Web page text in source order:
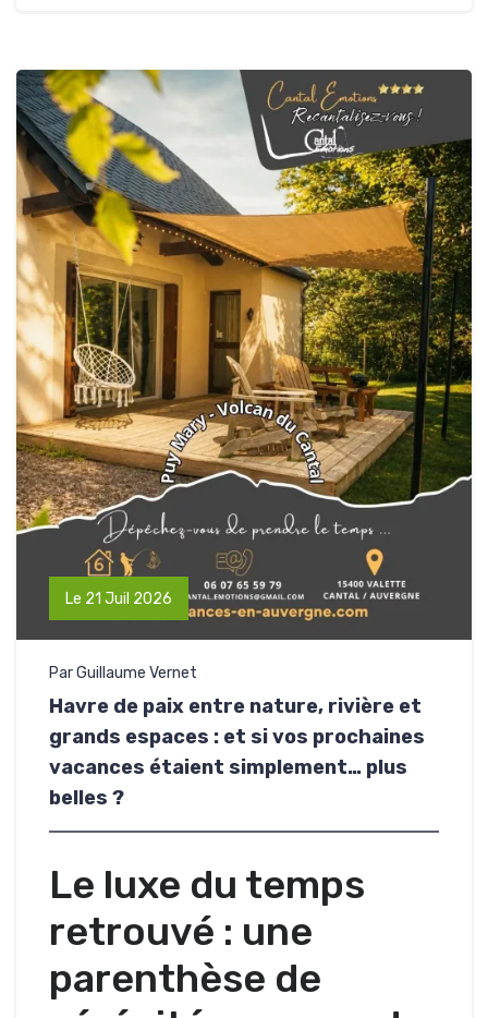
Le 21 Juil 2026
Par Guillaume Vernet
Havre de paix entre nature, rivière et
grands espaces : et si vos prochaines
vacances étaient simplement… plus
belles ?
Le luxe du temps
retrouvé : une
parenthèse de